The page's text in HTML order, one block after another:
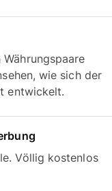
wie sich der
entwickelt.
Völlig kostenlos